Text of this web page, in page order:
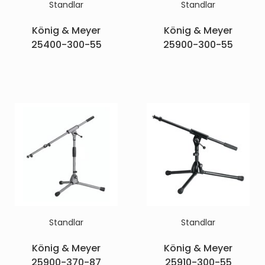
Standlar
König & Meyer
25400-300-55
Standlar
König & Meyer
25900-300-55
Standlar
König & Meyer
Standlar
König & Meyer